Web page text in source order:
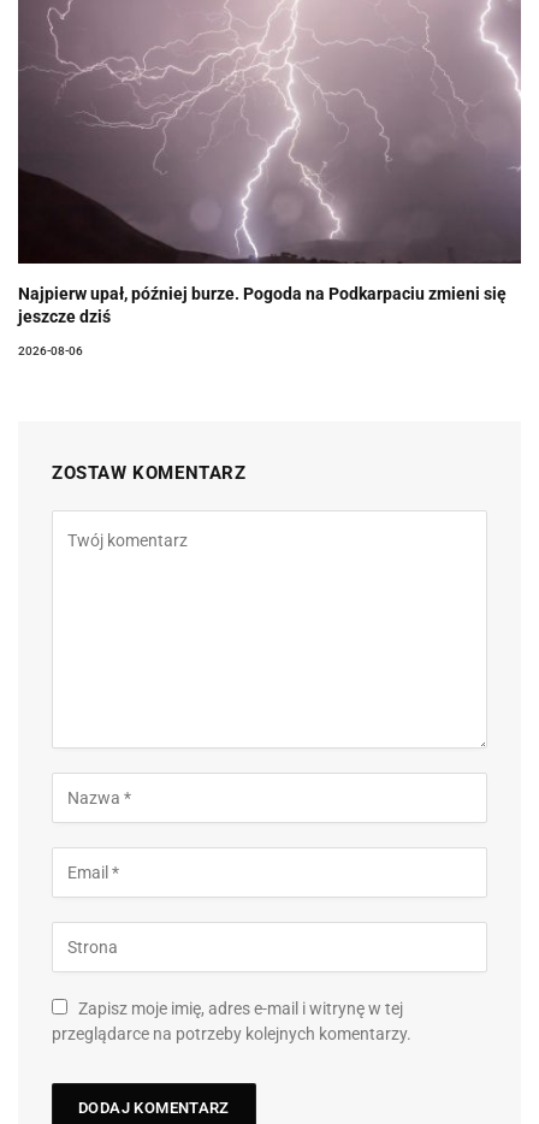
Najpierw upał, później burze. Pogoda na Podkarpaciu zmieni się
jeszcze dziś
2026-08-06
ZOSTAW KOMENTARZ
Zapisz moje imię, adres e-mail i witrynę w tej
przeglądarce na potrzeby kolejnych komentarzy.